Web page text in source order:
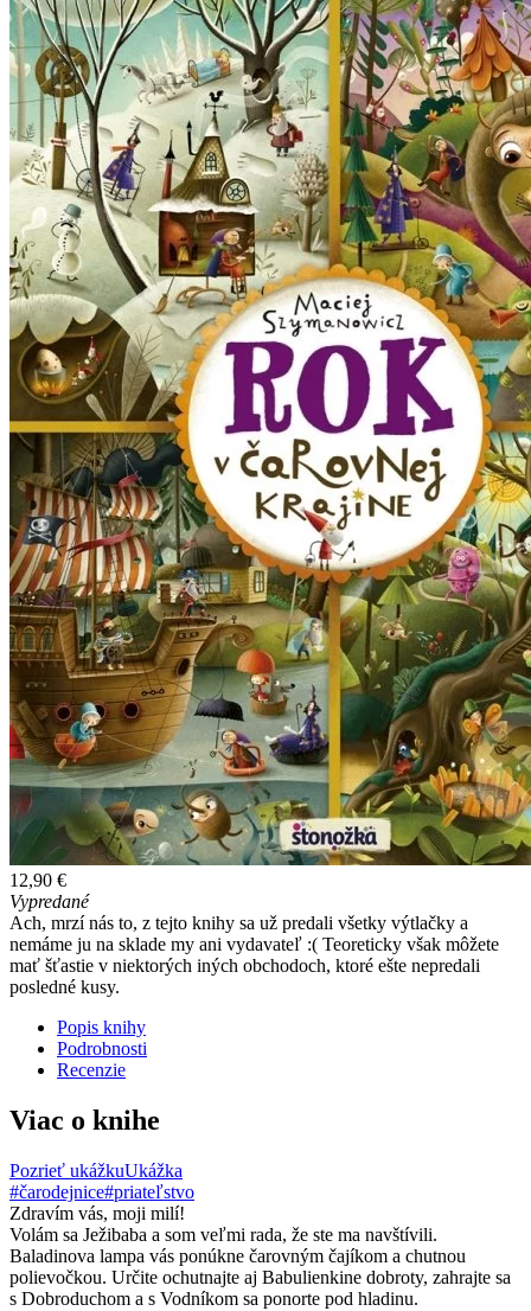
12,90 €
Vypredané
Ach, mrzí nás to, z tejto knihy sa už predali všetky výtlačky a
nemáme ju na sklade my ani vydavateľ :( Teoreticky však môžete
mať šťastie v niektorých iných obchodoch, ktoré ešte nepredali
posledné kusy.
Popis knihy
Podrobnosti
Recenzie
Viac o knihe
Pozrieť ukážkuUkážka
#čarodejnice#priateľstvo
Zdravím vás, moji milí!
Volám sa Ježibaba a som veľmi rada, že ste ma navštívili.
Baladinova lampa vás ponúkne čarovným čajíkom a chutnou
polievočkou. Určite ochutnajte aj Babulienkine dobroty, zahrajte sa
s Dobroduchom a s Vodníkom sa ponorte pod hladinu.